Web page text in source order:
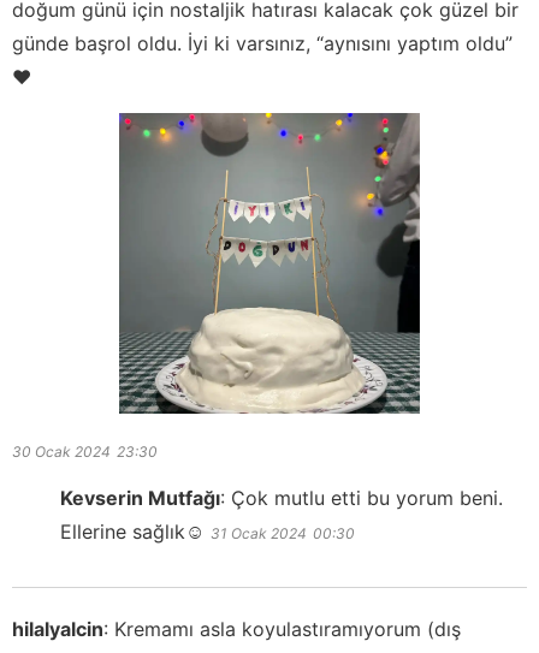
doğum günü için nostaljik hatırası kalacak çok güzel bir
günde başrol oldu. İyi ki varsınız, “aynısını yaptım oldu”
♥️
30 Ocak 2024 23:30
Kevserin Mutfağı: Çok mutlu etti bu yorum beni.
Ellerine sağlık☺️ 31 Ocak 2024 00:30
hilalyalcin: Kremamı asla koyulastıramıyorum (dış